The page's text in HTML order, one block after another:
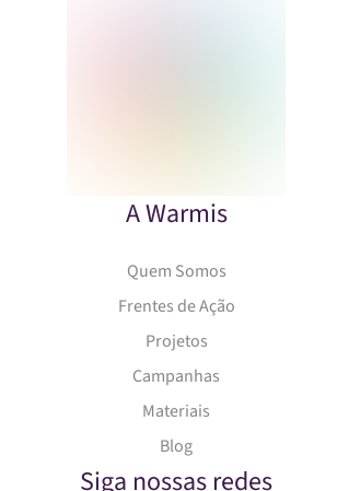
A Warmis
Quem Somos
Frentes de Ação
Projetos
Campanhas
Materiais
Blog
Siga nossas redes